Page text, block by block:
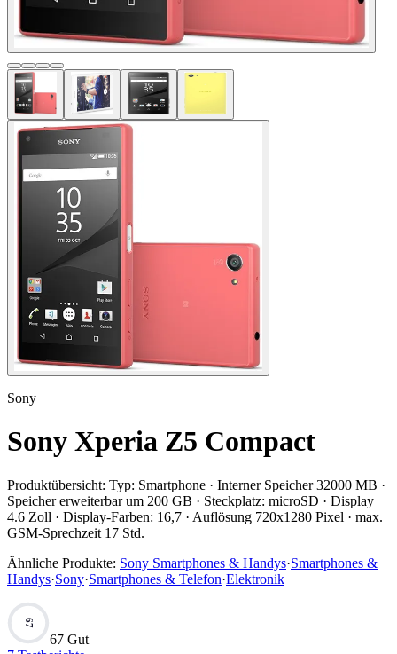
Sony
Sony Xperia Z5 Compact
Produktübersicht: Typ: Smartphone · Interner Speicher 32000 MB ·
Speicher erweiterbar um 200 GB · Steckplatz: microSD · Display
4.6 Zoll · Display-Farben: 16,7 · Auflösung 720x1280 Pixel · max.
GSM-Sprechzeit 17 Std.
Ähnliche Produkte: Sony Smartphones & Handys·Smartphones &
Handys·Sony·Smartphones & Telefon·Elektronik
67
67 Gut